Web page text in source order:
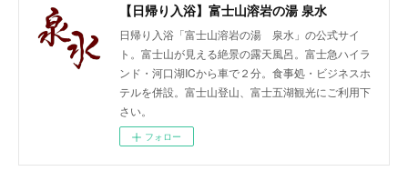
【日帰り入浴】富士山溶岩の湯 泉水
日帰り入浴「富士山溶岩の湯 泉水」の公式サイ
ト。富士山が見える絶景の露天風呂。富士急ハイラ
ンド・河口湖ICから車で２分。食事処・ビジネスホ
テルを併設。富士山登山、富士五湖観光にご利用下
さい。
フォロー